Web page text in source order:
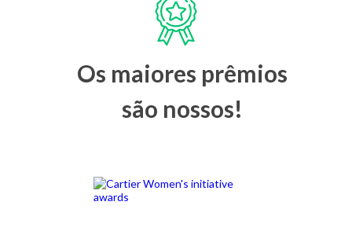
Os maiores prêmios
são nossos!